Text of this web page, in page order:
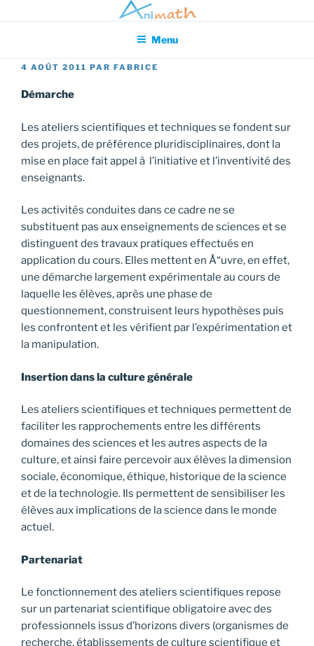
au
principal
Association pour l'Animation en Mathématiques
Menu
PUBLIÉ
4 AOÛT 2011 PAR FABRICE
Démarche
Les ateliers scientifiques et techniques se fondent sur
des projets, de préférence pluridisciplinaires, dont la
mise en place fait appel à l’initiative et l’inventivité des
enseignants.
Les activités conduites dans ce cadre ne se
substituent pas aux enseignements de sciences et se
distinguent des travaux pratiques effectués en
application du cours. Elles mettent en Å“uvre, en effet,
une démarche largement expérimentale au cours de
laquelle les élèves, après une phase de
questionnement, construisent leurs hypothèses puis
les confrontent et les vérifient par l’expérimentation et
la manipulation.
Insertion dans la culture générale
Les ateliers scientifiques et techniques permettent de
faciliter les rapprochements entre les différents
domaines des sciences et les autres aspects de la
culture, et ainsi faire percevoir aux élèves la dimension
sociale, économique, éthique, historique de la science
et de la technologie. Ils permettent de sensibiliser les
élèves aux implications de la science dans le monde
actuel.
Partenariat
Le fonctionnement des ateliers scientifiques repose
sur un partenariat scientifique obligatoire avec des
professionnels issus d’horizons divers (organismes de
recherche, établissements de culture scientifique et